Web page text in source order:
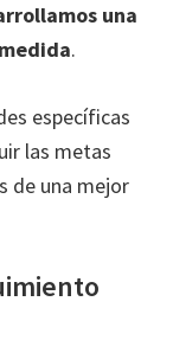
una
.
específicas
las metas
de una mejor